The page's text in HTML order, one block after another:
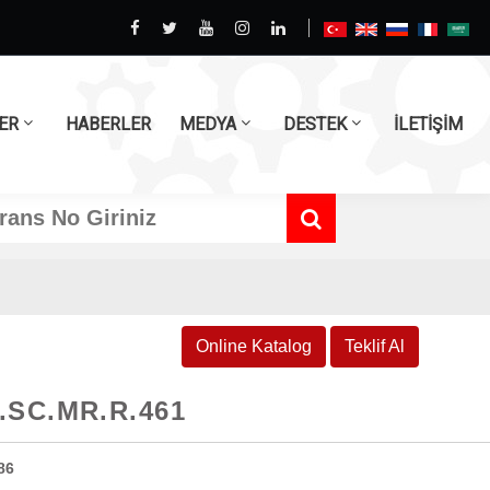
HABERLER MEDYA DESTEK İLETİŞİM
Online Katalog Teklif Al